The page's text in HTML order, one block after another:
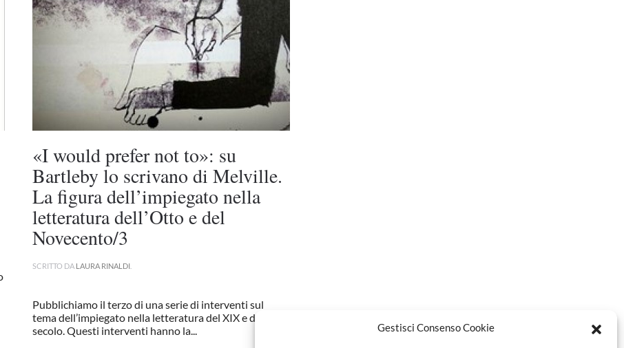
Gestisci Consenso Cookie
«I would prefer not to»: su
Bartleby lo scrivano di Melville.
La figura dell’impiegato nella
letteratura dell’Otto e del
Novecento/3
SCRITTO DA LAURA RINALDI
Pubblichiamo il terzo di una serie di interventi sul
tema dell’impiegato nella letteratura del XIX e del XX
secolo. Questi interventi hanno la...